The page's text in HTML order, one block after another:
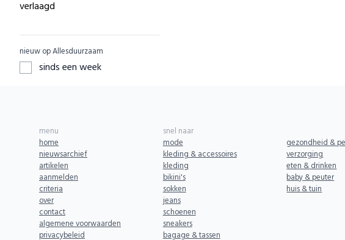
ZO Schoon
Babybum
Biogroei
Greenpan
SKOT
BENDL
Komrads
ACE
AFORA.WORLD
Armedangels
ARZE
ASPORTUGUESAS
AURO
AYANI
AbbeyLAB
verlaagd
nieuw op Allesduurzaam
sinds een week
menu
home
nieuwsarchief
artikelen
aanmelden
criteria
over
contact
algemene voorwaarden
privacybeleid
snel naar
mode
kleding & accessoires
kleding
bikini's
sokken
jeans
schoenen
sneakers
bagage & tassen
gezondheid &
verzorging
eten & drinken
baby & peuter
huis & tuin